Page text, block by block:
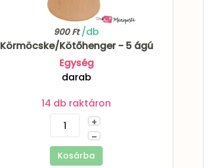
900 Ft/db
Körmöcske/Kötőhenger - 5 ágú
Egység
darab
14 db raktáron
+
–
Kosárba